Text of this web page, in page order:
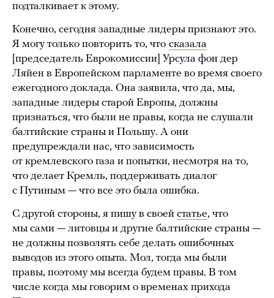
подталкивает к этому.
Конечно, сегодня западные лидеры признают это.
Я могу только повторить то, что сказала
[председатель Еврокомиссии] Урсула фон дер
Ляйен в Европейском парламенте во время своего
ежегодного доклада. Она заявила, что да, мы,
западные лидеры старой Европы, должны
признаться, что были не правы, когда не слушали
балтийские страны и Польшу. А они
предупреждали нас, что зависимость
от кремлевского газа и попытки, несмотря на то,
что делает Кремль, поддерживать диалог
с Путиным — что все это была ошибка.
С другой стороны, я пишу в своей статье, что
мы сами — литовцы и другие балтийские страны —
не должны позволять себе делать ошибочных
выводов из этого опыта. Мол, тогда мы были
правы, поэтому мы всегда будем правы. В том
числе когда мы говорим о временах прихода